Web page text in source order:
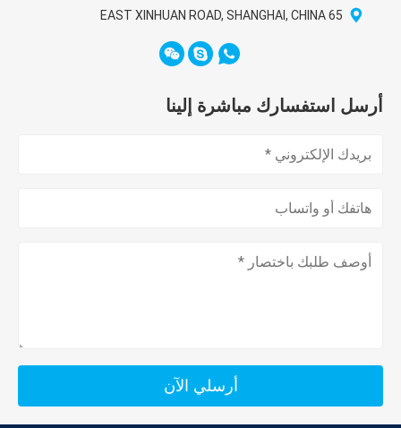
65 EAST XINHUAN ROAD, SHANGHAI, CHINA
أرسل استفسارك مباشرة إلينا
أرسلي الآن